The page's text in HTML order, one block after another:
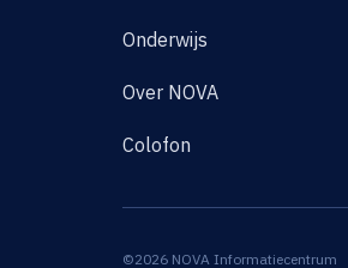
Onderwijs
Over NOVA
Colofon
©2026 NOVA Informatiecentrum